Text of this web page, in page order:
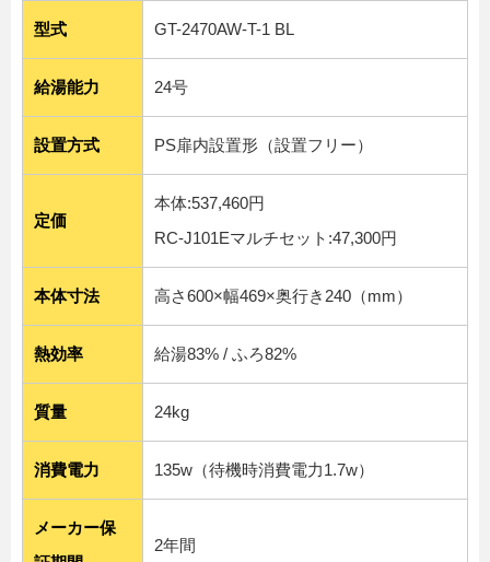
型式 GT-2470AW-T-1 BL
給湯能力 24号
設置方式 PS扉内設置形（設置フリー）
定価
本体:537,460円
RC-J101Eマルチセット:47,300円
本体寸法 高さ600×幅469×奥行き240（mm）
熱効率 給湯83% / ふろ82%
質量 24kg
消費電力 135w（待機時消費電力1.7w）
メーカー保
2年間